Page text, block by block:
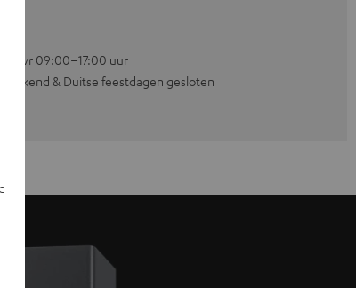
Ma–vr 09:00–17:00 uur
Weekend & Duitse feestdagen gesloten